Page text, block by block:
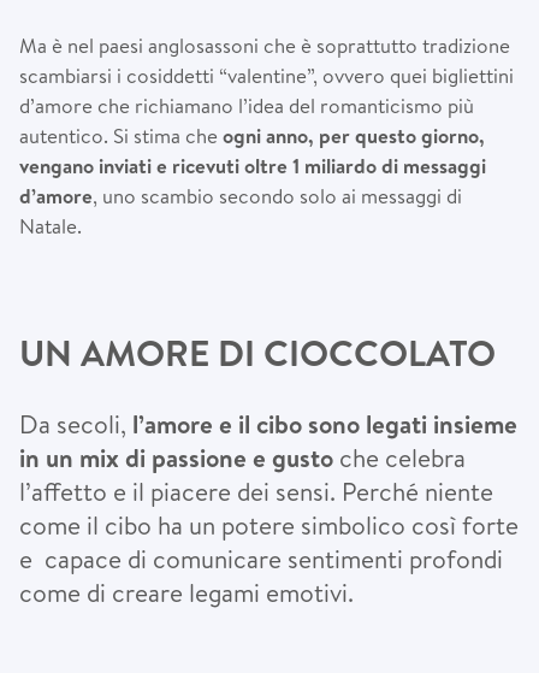
Ma è nel paesi anglosassoni che è soprattutto tradizione
scambiarsi i cosiddetti “valentine”, ovvero quei bigliettini
d’amore che richiamano l’idea del romanticismo più
autentico. Si stima che ogni anno, per questo giorno,
vengano inviati e ricevuti oltre 1 miliardo di messaggi
d’amore, uno scambio secondo solo ai messaggi di
Natale.
UN AMORE DI CIOCCOLATO
Da secoli, l’amore e il cibo sono legati insieme
in un mix di passione e gusto che celebra
l’affetto e il piacere dei sensi. Perché niente
come il cibo ha un potere simbolico così forte
e capace di comunicare sentimenti profondi
come di creare legami emotivi.